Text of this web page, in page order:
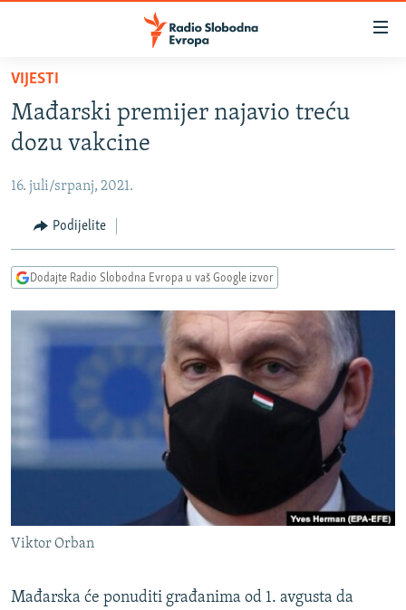
Pređite
glavni
sadržaj
na
navigaciju
Pređite
na
VIJESTI
BOSNA I HERCEGOVINA
KOSOVO
CRNA GORA
VIDEO
FOTOGALERIJE
PODCASTI
RAT U UKRAJINI
KINA NA BALKANU
DNEVNO@RSE
POPLAVE I KLIZIŠTA U BIH 2024.
PRATITE NAS
VIJESTI
Mađarski premijer najavio treću
dozu vakcine
16. juli/srpanj, 2021.
Podijelite
Dodajte Radio Slobodna Evropa u vaš Google izvor
Viktor Orban
Mađarska će ponuditi građanima od 1. avgusta da